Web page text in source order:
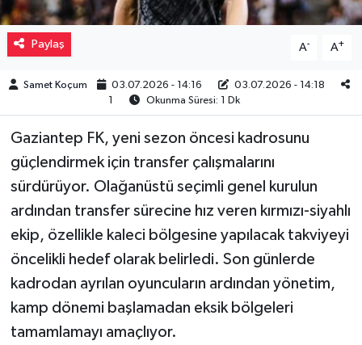
Paylaş A- A+
Samet Koçum 03.07.2026 - 14:16
03.07.2026 - 14:18
1
Okunma Süresi: 1 Dk
Gaziantep FK, yeni sezon öncesi kadrosunu
güçlendirmek için transfer çalışmalarını
sürdürüyor. Olağanüstü seçimli genel kurulun
ardından transfer sürecine hız veren kırmızı-siyahlı
ekip, özellikle kaleci bölgesine yapılacak takviyeyi
öncelikli hedef olarak belirledi. Son günlerde
kadrodan ayrılan oyuncuların ardından yönetim,
kamp dönemi başlamadan eksik bölgeleri
tamamlamayı amaçlıyor.
Sağlık
Sinemalar
Siyaset
Spor
Türkiye
Video Haber
Yeme-İçme